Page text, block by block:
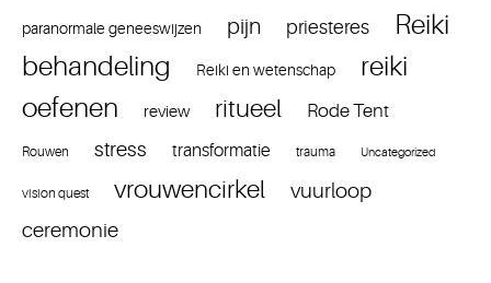
paranormale geneeswijzen pijn priesteres
Reiki
behandeling
Reiki en wetenschap
reiki
oefenen
review ritueel Rode Tent
Rouwen stress transformatie trauma Uncategorized
vision quest vrouwencirkel
vuurloop
ceremonie